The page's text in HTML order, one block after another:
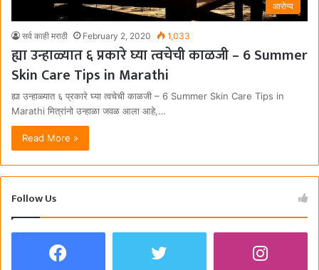
आरोग्य
सर्व काही मराठी February 2, 2020 1,033
ह्या उन्हाळ्यात ६ प्रकारे घ्या त्वचेची काळजी – 6 Summer
Skin Care Tips in Marathi
ह्या उन्हाळ्यात ६ प्रकारे घ्या त्वचेची काळजी – 6 Summer Skin Care Tips in
Marathi मित्रांनो उन्हाळा जवळ आला आहे,…
Read More »
Follow Us